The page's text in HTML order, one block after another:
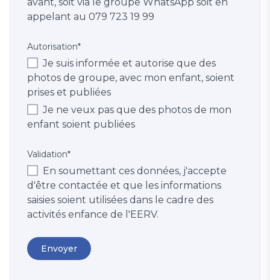
appelant au 079 723 19 99
Autorisation*
Je suis informée et autorise que des
photos de groupe, avec mon enfant, soient
prises et publiées
Je ne veux pas que des photos de mon
enfant soient publiées
Validation*
En soumettant ces données, j'accepte
d'être contactée et que les informations
saisies soient utilisées dans le cadre des
activités enfance de l'EERV.